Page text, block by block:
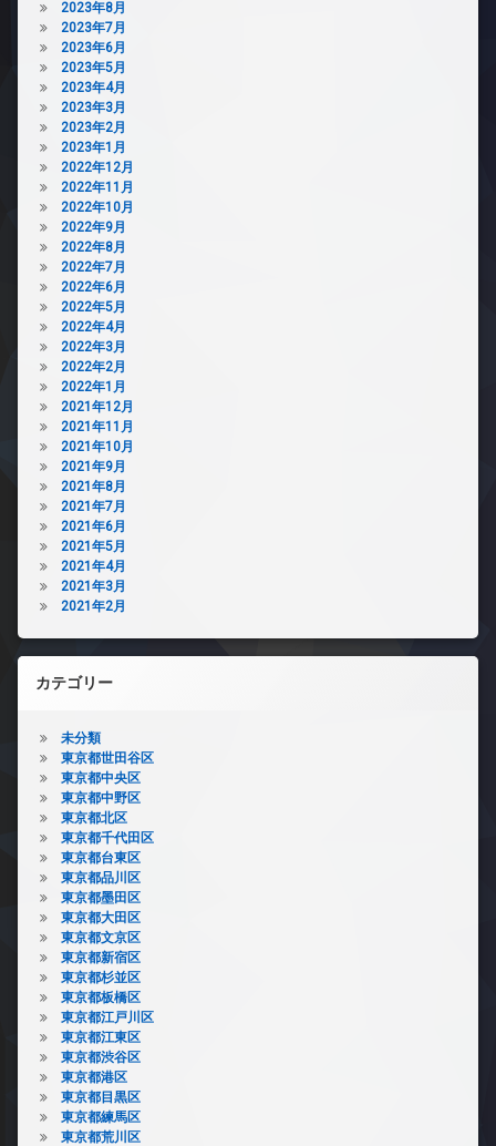
2023年8月
2023年7月
2023年6月
2023年5月
2023年4月
2023年3月
2023年2月
2023年1月
2022年12月
2022年11月
2022年10月
2022年9月
2022年8月
2022年7月
2022年6月
2022年5月
2022年4月
2022年3月
2022年2月
2022年1月
2021年12月
2021年11月
2021年10月
2021年9月
2021年8月
2021年7月
2021年6月
2021年5月
2021年4月
2021年3月
2021年2月
カテゴリー
未分類
東京都世田谷区
東京都中央区
東京都中野区
東京都北区
東京都千代田区
東京都台東区
東京都品川区
東京都墨田区
東京都大田区
東京都文京区
東京都新宿区
東京都杉並区
東京都板橋区
東京都江戸川区
東京都江東区
東京都渋谷区
東京都港区
東京都目黒区
東京都練馬区
東京都荒川区